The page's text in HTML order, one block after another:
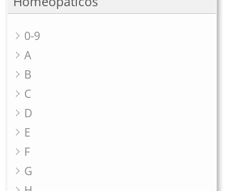
0-9
A
B
C
D
E
F
G